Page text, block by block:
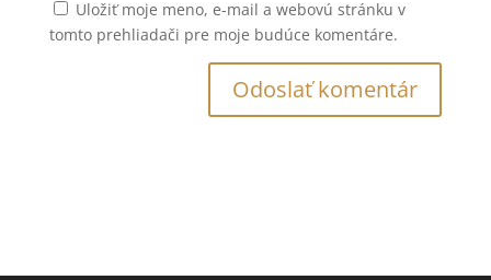
Uložiť moje meno, e-mail a webovú stránku v
tomto prehliadači pre moje budúce komentáre.